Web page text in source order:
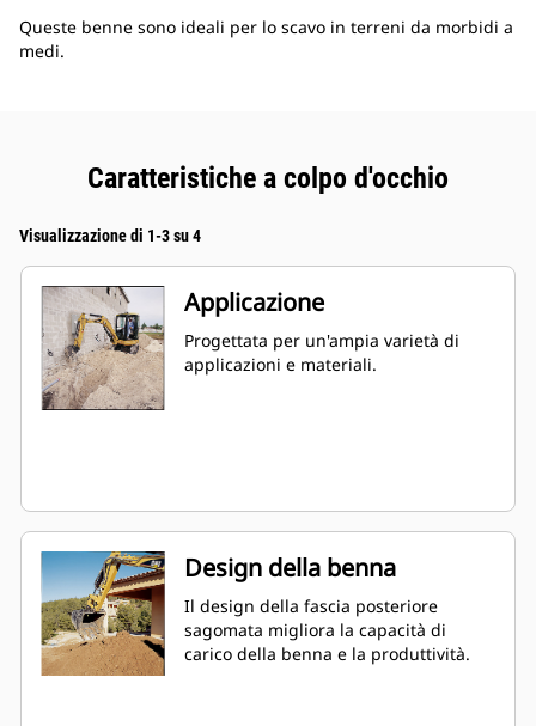
Queste benne sono ideali per lo scavo in terreni da morbidi a
medi.
Caratteristiche a colpo d'occhio
Visualizzazione di 1-3 su 4
Applicazione
Progettata per un'ampia varietà di
applicazioni e materiali.
Design della benna
Il design della fascia posteriore
sagomata migliora la capacità di
carico della benna e la produttività.